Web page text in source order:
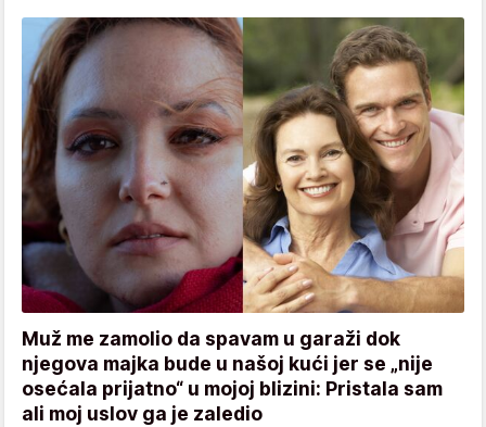
Muž me zamolio da spavam u garaži dok
njegova majka bude u našoj kući jer se „nije
osećala prijatno“ u mojoj blizini: Pristala sam
ali moj uslov ga je zaledio